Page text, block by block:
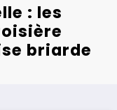
: les
briarde